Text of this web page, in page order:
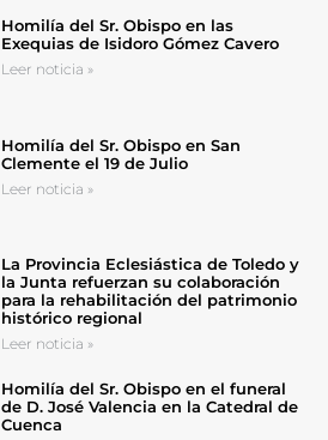
Homilía del Sr. Obispo en las
Exequias de Isidoro Gómez Cavero
Leer noticia »
Homilía del Sr. Obispo en San
Clemente el 19 de Julio
Leer noticia »
La Provincia Eclesiástica de Toledo y
la Junta refuerzan su colaboración
para la rehabilitación del patrimonio
histórico regional
Leer noticia »
Homilía del Sr. Obispo en el funeral
de D. José Valencia en la Catedral de
Cuenca